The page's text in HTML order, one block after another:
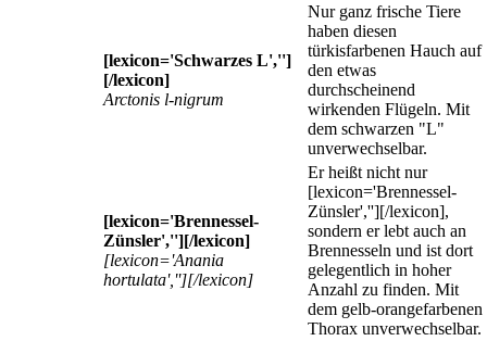
[lexicon='Schwarzes L','']
[/lexicon]
Arctonis l-nigrum
Nur ganz frische Tiere
haben diesen
türkisfarbenen Hauch auf
den etwas
durchscheinend
wirkenden Flügeln. Mit
dem schwarzen "L"
unverwechselbar.
[lexicon='Brennessel-
Zünsler',''][/lexicon]
[lexicon='Anania
hortulata',''][/lexicon]
Er heißt nicht nur
[lexicon='Brennessel-
Zünsler',''][/lexicon],
sondern er lebt auch an
Brennesseln und ist dort
gelegentlich in hoher
Anzahl zu finden. Mit
dem gelb-orangefarbenen
Thorax unverwechselbar.